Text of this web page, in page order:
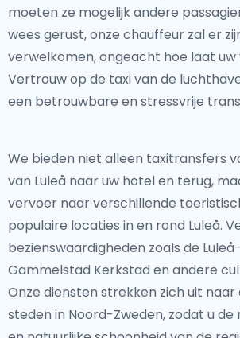
moeten ze mogelijk andere
wees gerust, onze chauffeur zal er
verwelkomen, ongeacht hoe laat
Vertrouw op de taxi van de
een betrouwbare en stressvrije
We bieden niet alleen taxitransfers
van Luleå naar uw hotel en terug,
vervoer naar verschillende
populaire locaties in en rond Luleå.
bezienswaardigheden zoals de
Gammelstad Kerkstad en andere
Onze diensten strekken zich uit
steden in Noord-Zweden, zodat u de